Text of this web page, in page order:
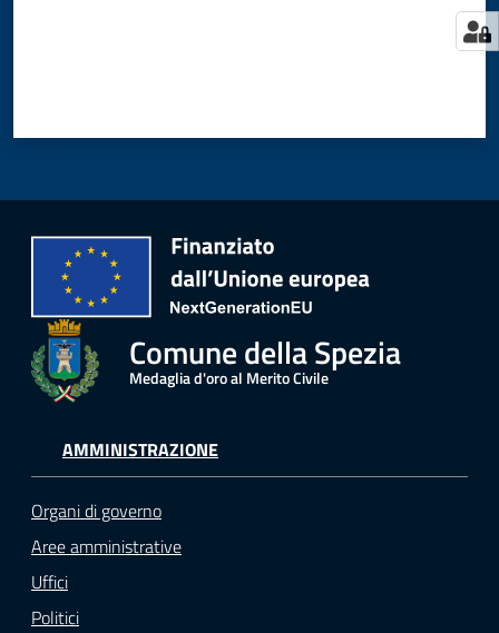
Comune della Spezia
Medaglia d'oro al Merito Civile
AMMINISTRAZIONE
Organi di governo
Aree amministrative
Uffici
Politici